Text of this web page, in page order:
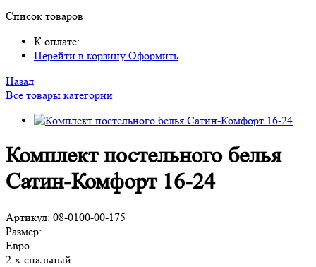
Список товаров
К оплате:
Перейти в корзину Оформить
Назад
Все товары категории
Комплект постельного белья
Сатин-Комфорт 16-24
Артикул: 08-0100-00-175
Размер:
Евро
2-х-спальный